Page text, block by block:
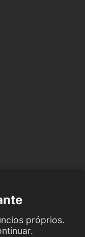
próprios.